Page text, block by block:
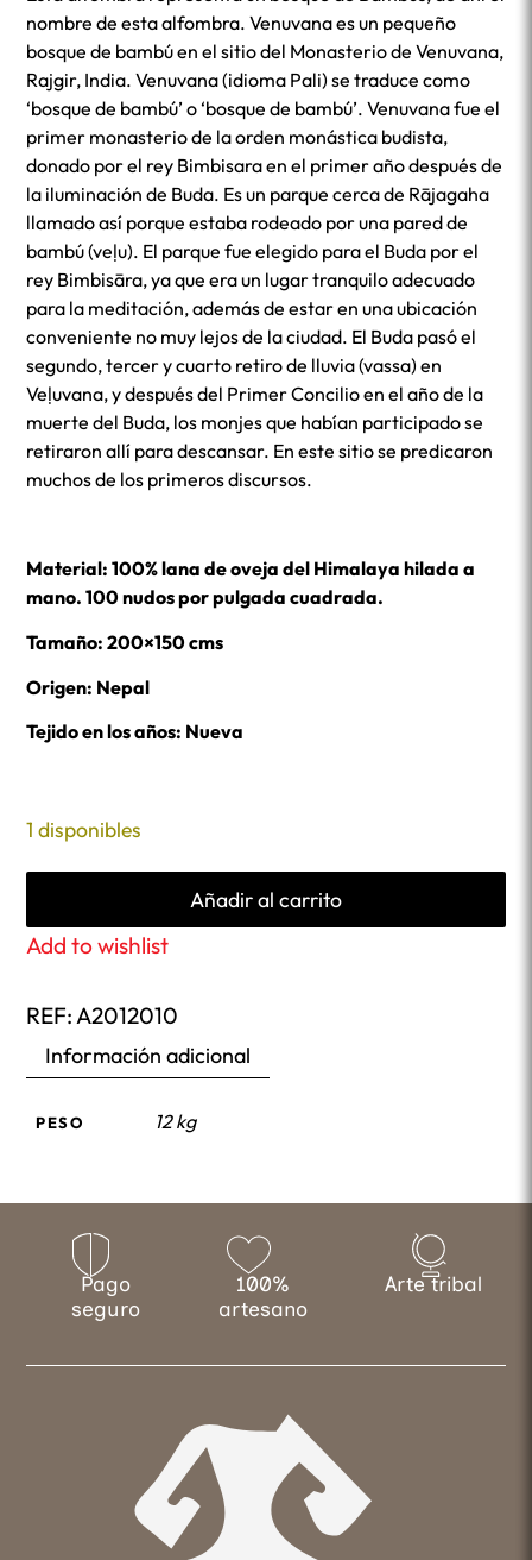
nombre de esta alfombra. Venuvana es un pequeño
bosque de bambú en el sitio del Monasterio de Venuvana,
Rajgir, India. Venuvana (idioma Pali) se traduce como
‘bosque de bambú’ o ‘bosque de bambú’. Venuvana fue el
primer monasterio de la orden monástica budista,
donado por el rey Bimbisara en el primer año después de
la iluminación de Buda. Es un parque cerca de Rājagaha
llamado así porque estaba rodeado por una pared de
bambú (veḷu). El parque fue elegido para el Buda por el
rey Bimbisāra, ya que era un lugar tranquilo adecuado
para la meditación, además de estar en una ubicación
conveniente no muy lejos de la ciudad. El Buda pasó el
segundo, tercer y cuarto retiro de lluvia (vassa) en
Veḷuvana, y después del Primer Concilio en el año de la
muerte del Buda, los monjes que habían participado se
retiraron allí para descansar. En este sitio se predicaron
muchos de los primeros discursos.
Material: 100% lana de oveja del Himalaya hilada a
mano. 100 nudos por pulgada cuadrada.
Tamaño: 200×150 cms
Origen: Nepal
Tejido en los años: Nueva
1 disponibles
Añadir al carrito
Add to wishlist
REF: A2012010
Información adicional
PESO 12 kg
Pago
seguro
100%
artesano
Arte tribal